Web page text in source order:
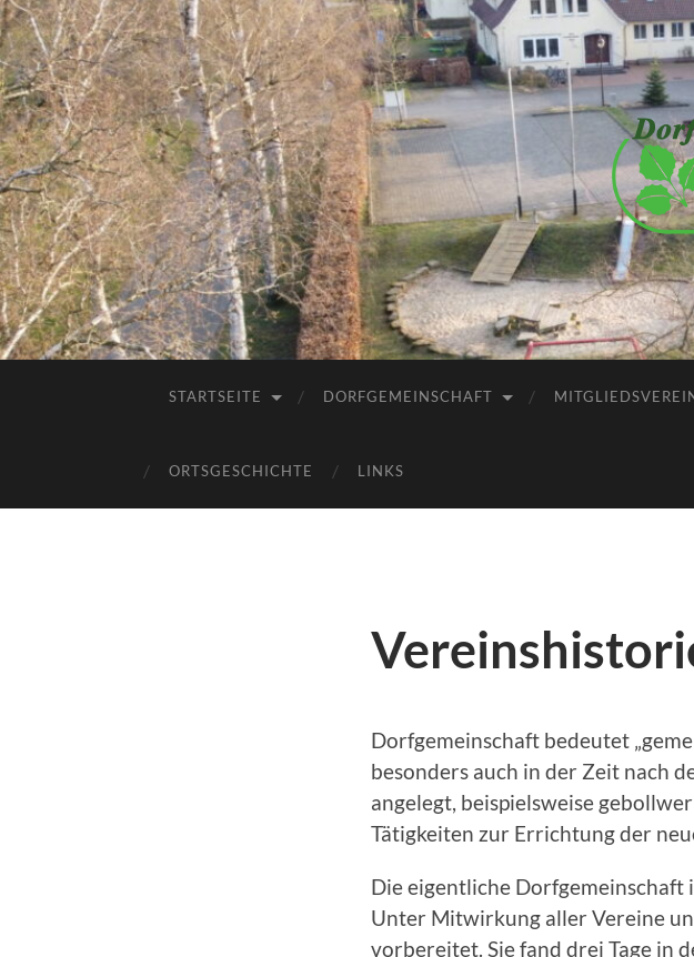
STARTSEITE DORFGEMEINSCHAFT
ORTSGESCHICHTE LINKS
Dorfgemeinschaft bedeutet
besonders auch in der Zeit nach
angelegt, beispielsweise
Tätigkeiten zur Errichtung der
Die eigentliche Dorfgemeinschaft
Unter Mitwirkung aller Vereine
vorbereitet. Sie fand drei Tage in